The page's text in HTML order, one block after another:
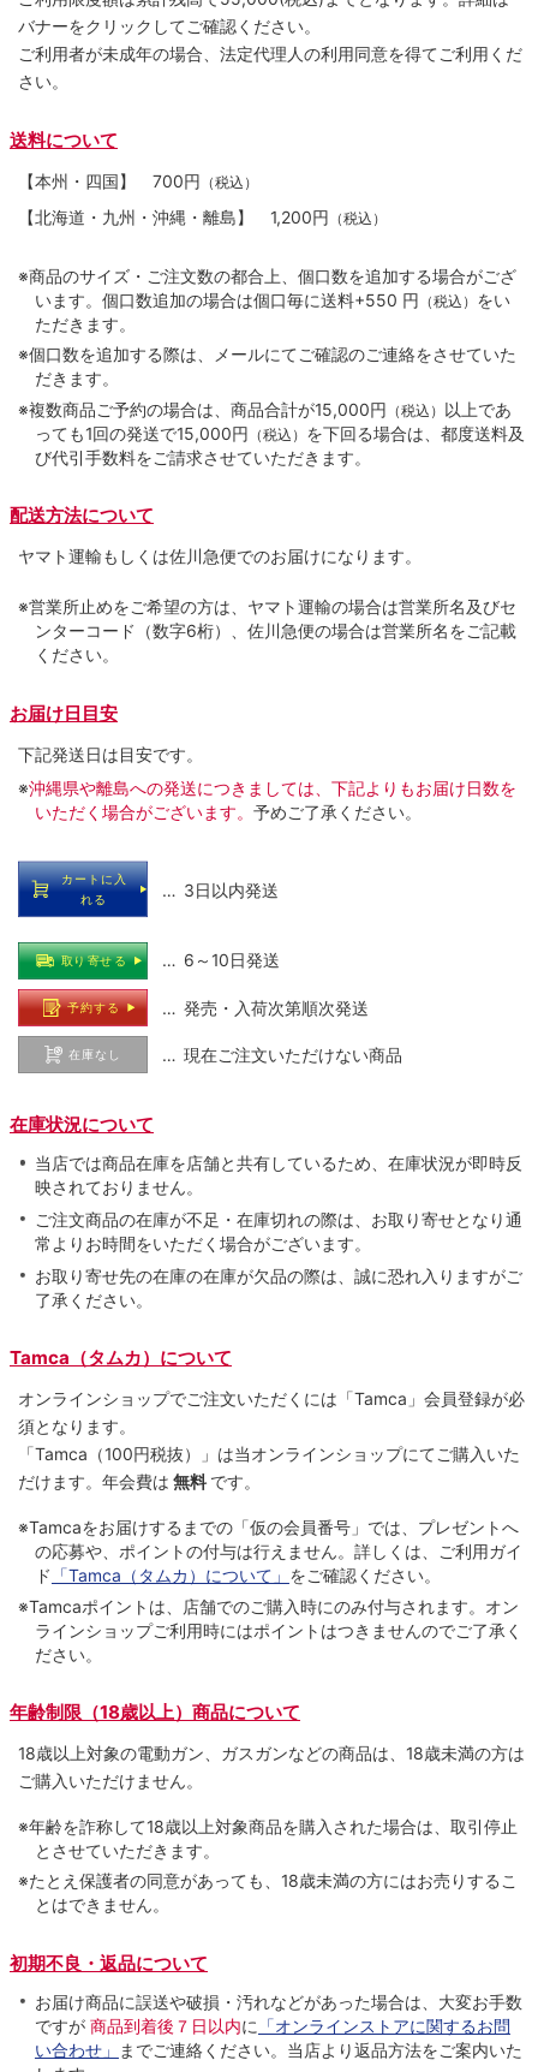
バナーをクリックしてご確認ください。
ご利用者が未成年の場合、法定代理人の利用同意を得てご利用くだ
さい。
送料について
【本州・四国】 700円 （税込）
【北海道・九州・沖縄・離島】 1,200円 （税込）
※商品のサイズ・ご注文数の都合上、個口数を追加する場合がござ
います。個口数追加の場合は個口毎に送料+550 円 （税込） をい
ただきます。
※個口数を追加する際は、メールにてご確認のご連絡をさせていた
だきます。
※複数商品ご予約の場合は、商品合計が15,000円 （税込） 以上であ
っても1回の発送で15,000円 （税込） を下回る場合は、都度送料及
び代引手数料をご請求させていただきます。
配送方法について
ヤマト運輸もしくは佐川急便でのお届けになります。
※営業所止めをご希望の方は、ヤマト運輸の場合は営業所名及びセ
ンターコード（数字6桁）、佐川急便の場合は営業所名をご記載
ください。
お届け日目安
下記発送日は目安です。
※沖縄県や離島への発送につきましては、下記よりもお届け日数を
いただく場合がございます。 予めご了承ください。
カートに入
れる
… 3日以内発送
取り寄せる … 6～10日発送
予約する … 発売・入荷次第順次発送
在庫なし … 現在ご注文いただけない商品
在庫状況について
当店では商品在庫を店舗と共有しているため、在庫状況が即時反
映されておりません。
ご注文商品の在庫が不足・在庫切れの際は、お取り寄せとなり通
常よりお時間をいただく場合がございます。
お取り寄せ先の在庫の在庫が欠品の際は、誠に恐れ入りますがご
了承ください。
Tamca（タムカ）について
オンラインショップでご注⽂いただくには「Tamca」会員登録が必
須となります。
「Tamca （100円税抜）
」は当オンラインショップにてご購⼊いた
だけます。 年会費は 無料 です。
※Tamcaをお届けするまでの「仮の会員番号」では、プレゼントへ
の応募や、ポイントの付与は⾏えません。詳しくは、ご利⽤ガイ
ド 「Tamca（タムカ）について」 をご確認ください。
※Tamcaポイントは、店舗でのご購⼊時にのみ付与されます。オン
ラインショップご利用時にはポイントはつきませんのでご了承く
ださい。
年齢制限（18歳以上）商品について
18歳以上対象の電動ガン、ガスガンなどの商品は、18歳未満の方は
ご購入いただけません。
※年齢を詐称して18歳以上対象商品を購入された場合は、取引停止
とさせていただきます。
※たとえ保護者の同意があっても、18歳未満の方にはお売りするこ
とはできません。
初期不良・返品について
お届け商品に誤送や破損・汚れなどがあった場合は、大変お手数
ですが 商品到着後７日以内に 「オンラインストアに関するお問
い合わせ」
までご連絡ください。当店より返品方法をご案内いた